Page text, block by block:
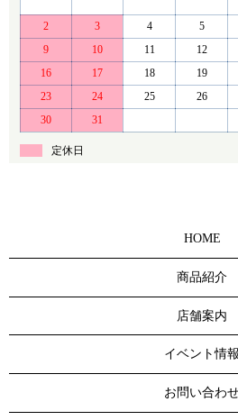
2
3 4 5
9
10 11 12
16
17 18 19
23
24 25 26
30
31
定休日
HOME
商品紹介
店舗案内
イベント情報
お問い合わ